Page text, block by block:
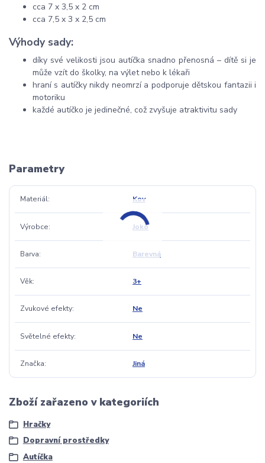
cca 7 x 3,5 x 2 cm
cca 7,5 x 3 x 2,5 cm
Výhody sady:
díky své velikosti jsou autíčka snadno přenosná – dítě si je
může vzít do školky, na výlet nebo k lékaři
hraní s autíčky nikdy neomrzí a podporuje dětskou fantazii i
motoriku
každé autíčko je jedinečné, což zvyšuje atraktivitu sady
Parametry
Materiál Kov
Výrobce Joko
Barva Barevná
Věk 3+
Zvukové efekty Ne
Světelné efekty Ne
Značka Jiná
Zboží zařazeno v kategoriích
Hračky
Dopravní prostředky
Autíčka